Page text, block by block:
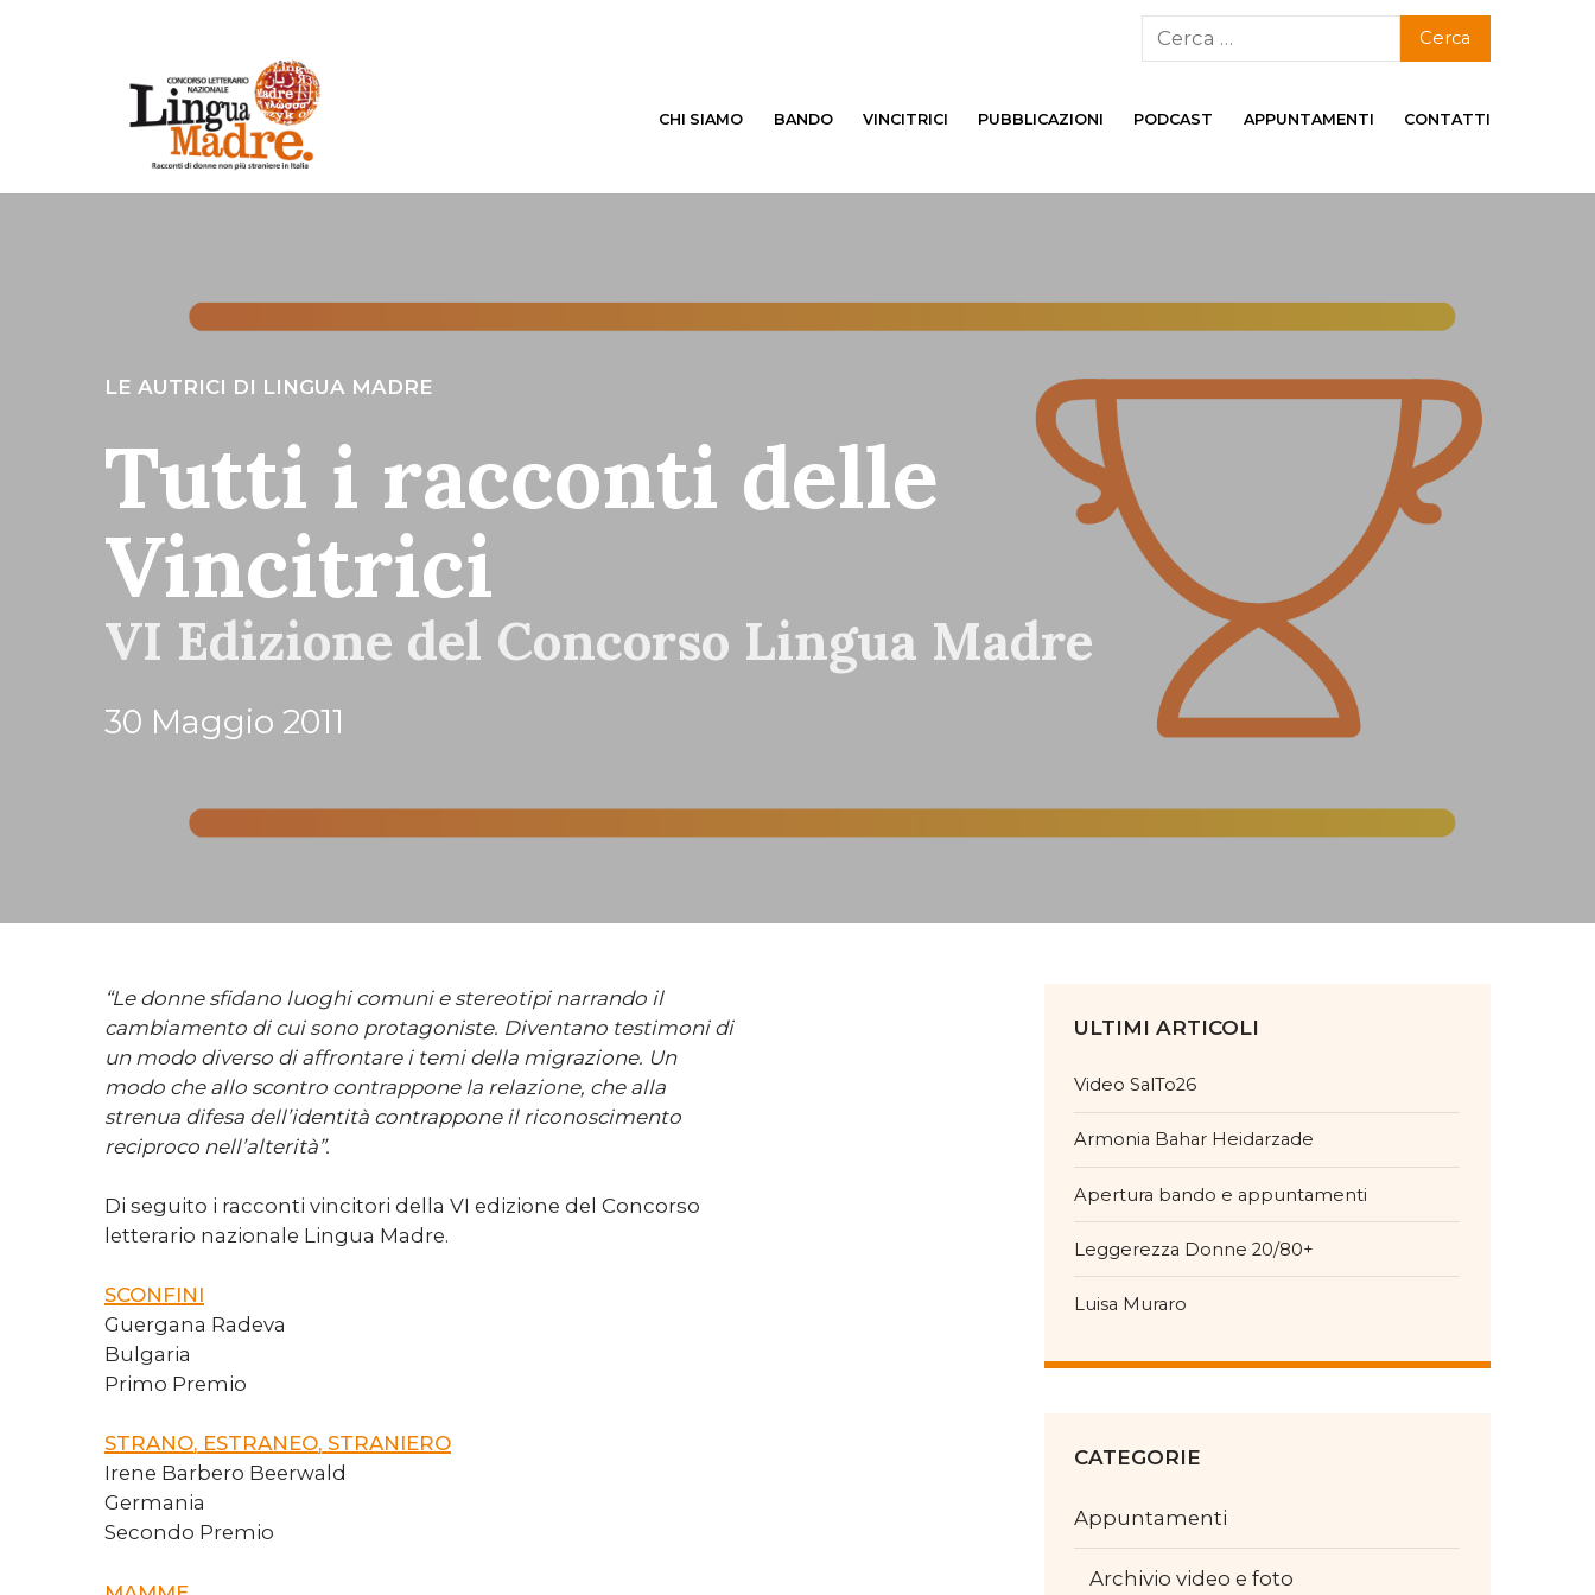
CHI SIAMO BANDO VINCITRICI PUBBLICAZIONI PODCAST APPUNTAMENTI CONTATTI
LE AUTRICI DI LINGUA MADRE
Tutti i racconti delle
Vincitrici
VI Edizione del Concorso Lingua Madre
30 Maggio 2011
“Le donne sfidano luoghi comuni e stereotipi narrando il
cambiamento di cui sono protagoniste. Diventano testimoni di
un modo diverso di affrontare i temi della migrazione. Un
modo che allo scontro contrappone la relazione, che alla
strenua difesa dell’identità contrappone il riconoscimento
reciproco nell’alterità”.
Di seguito i racconti vincitori della VI edizione del Concorso
letterario nazionale Lingua Madre.
SCONFINI
Guergana Radeva
Bulgaria
Primo Premio
STRANO, ESTRANEO, STRANIERO
Irene Barbero Beerwald
Germania
Secondo Premio
ULTIMI ARTICOLI
Video SalTo26
Armonia Bahar Heidarzade
Apertura bando e appuntamenti
Leggerezza Donne 20/80+
Luisa Muraro
CATEGORIE
Appuntamenti
Archivio video e foto